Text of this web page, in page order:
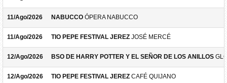
11/Ago/2026 NABUCCO ÓPERA NABUCCO
11/Ago/2026 TIO PEPE FESTIVAL JEREZ JOSÉ MERCÉ
12/Ago/2026 BSO DE HARRY POTTER Y EL SEÑOR DE LOS ANILLOS
12/Ago/2026 TIO PEPE FESTIVAL JEREZ CAFÉ QUIJANO